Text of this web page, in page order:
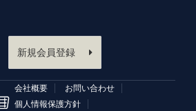
新規会員登録
会社概要
お問い合わせ
個人情報保護方針